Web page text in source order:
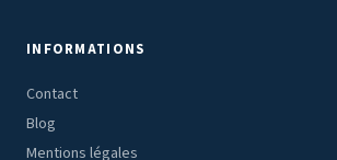
INFORMATIONS
Contact
Blog
Mentions légales